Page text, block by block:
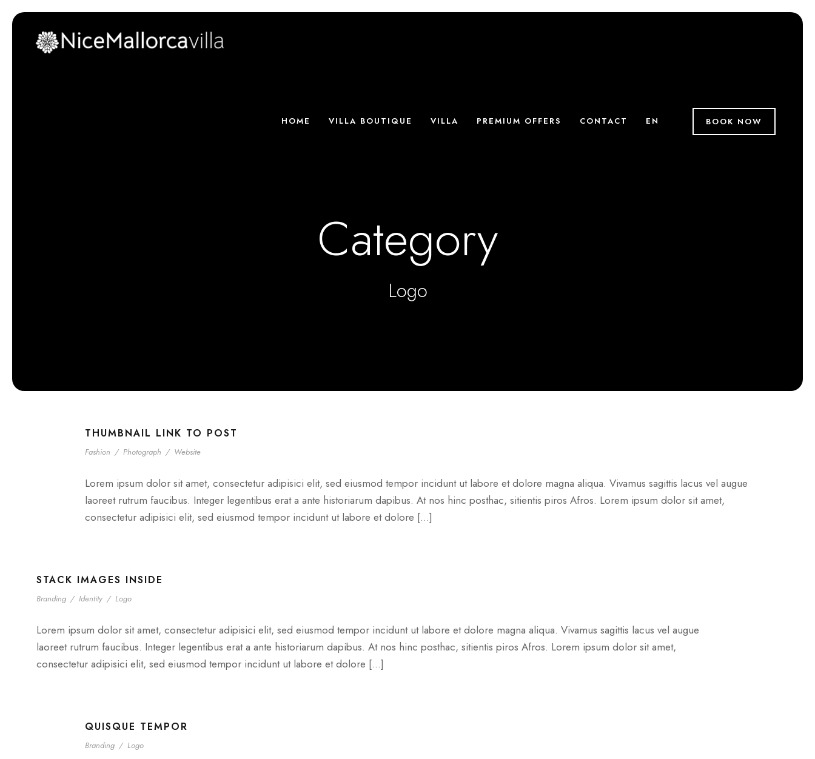
HOME VILLA BOUTIQUE VILLA PREMIUM OFFERS CONTACT EN BOOK NOW
Category
Logo
THUMBNAIL LINK TO POST
Fashion / Photograph / Website
Lorem ipsum dolor sit amet, consectetur adipisici elit, sed eiusmod tempor incidunt ut labore et dolore magna aliqua. Vivamus sagittis lacus vel augue
laoreet rutrum faucibus. Integer legentibus erat a ante historiarum dapibus. At nos hinc posthac, sitientis piros Afros. Lorem ipsum dolor sit amet,
consectetur adipisici elit, sed eiusmod tempor incidunt ut labore et dolore […]
STACK IMAGES INSIDE
Branding / Identity / Logo
Lorem ipsum dolor sit amet, consectetur adipisici elit, sed eiusmod tempor incidunt ut labore et dolore magna aliqua. Vivamus sagittis lacus vel augue
laoreet rutrum faucibus. Integer legentibus erat a ante historiarum dapibus. At nos hinc posthac, sitientis piros Afros. Lorem ipsum dolor sit amet,
consectetur adipisici elit, sed eiusmod tempor incidunt ut labore et dolore […]
QUISQUE TEMPOR
Branding / Logo